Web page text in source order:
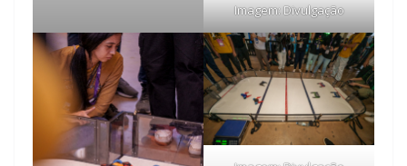
Imagem: Divulgação